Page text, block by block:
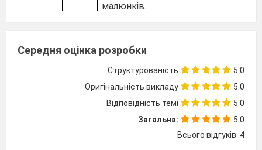
малюнків.
В. Гринько.
ознайомлення зі словом,
реченням. Умовне
позначення слова.
«Зна­йомимося: я і моя
Середня оцінка розробки
Структурованість
5.0
Оригінальність викладу
5.0
Відповідність темі
5.0
Загальна:
5.0
Всього відгуків: 4